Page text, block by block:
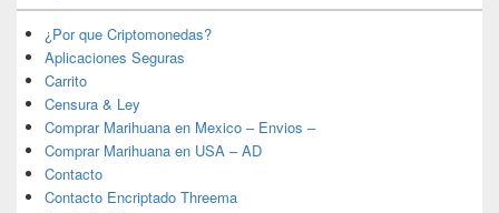
¿Por que Criptomonedas?
Aplicaciones Seguras
Carrito
Censura & Ley
Comprar Marihuana en Mexico – Envios –
Comprar Marihuana en USA – AD
Contacto
Contacto Encriptado Threema